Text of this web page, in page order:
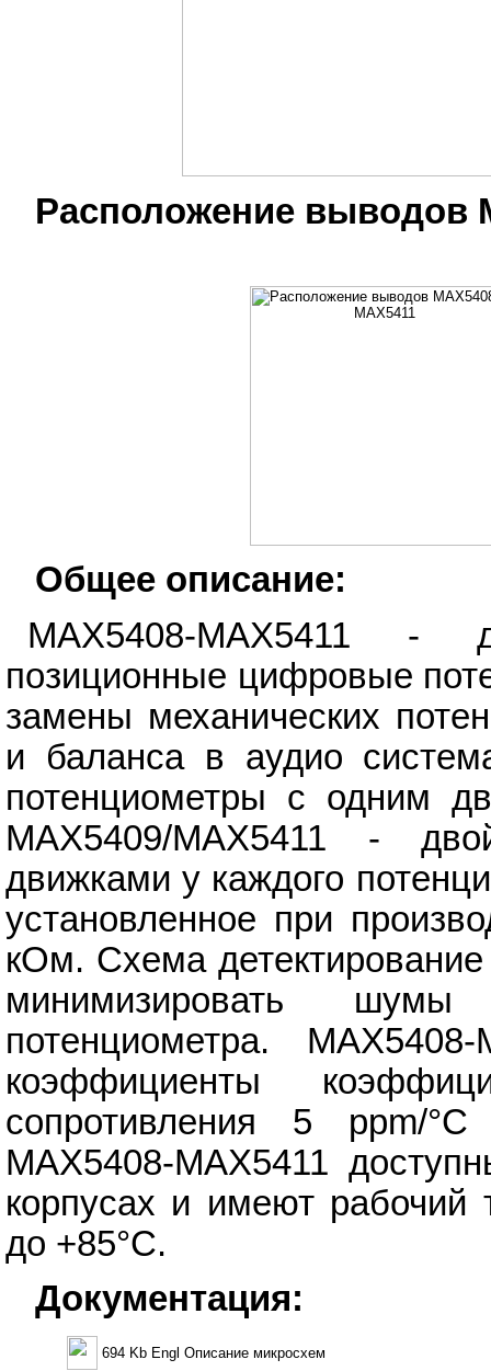
Расположение выводов
Общее описание:
MAX5408-MAX5411 -
позиционные цифровые
замены механических
и баланса в аудио
потенциометры с одним
MAX5409/MAX5411 -
движками у каждого
установленное при
кОм. Схема
минимизировать
потенциометра.
коэффициенты
сопротивления 5 ppm/
MAX5408-MAX5411
корпусах и имеют рабочий
до +85°C.
Документация:
694 Kb Engl Описание микросхем